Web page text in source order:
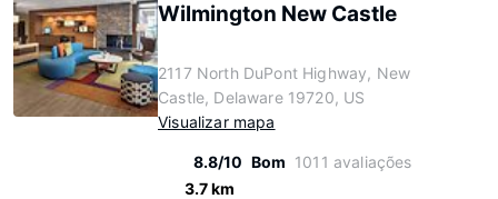
Wilmington New Castle
2117 North DuPont Highway, New
Castle, Delaware 19720, US
Visualizar mapa
8.8/10 Bom 1011 avaliações
3.7 km